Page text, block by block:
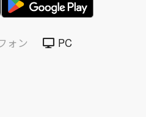
ォン PC